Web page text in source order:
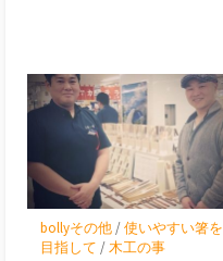
bollyその他/使いやすい箸を
目指して /木工の事